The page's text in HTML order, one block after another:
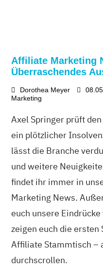
Affiliate Marketing
Überraschendes
Dorothea Meyer
Marketing
Axel Springer prüft
ein plötzlicher
lässt die Branche
und weitere
findet ihr immer in
Marketing News.
euch unsere Eindrücke
zeigen euch die
Affiliate Stammtisch –
durchscrollen.